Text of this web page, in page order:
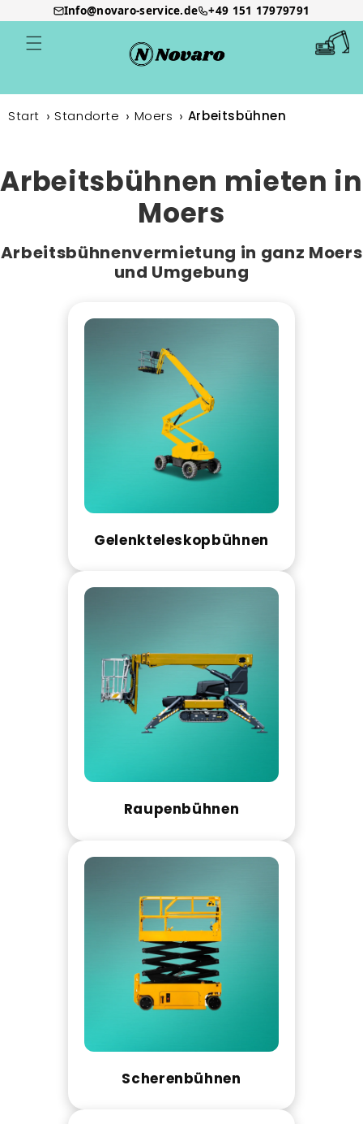
Direkt
zum
Inhalt
Info@novaro-service.de +49 151 17979791
Start Standorte Moers Arbeitsbühnen
Arbeitsbühnen mieten in
Moers
Arbeitsbühnenvermietung in ganz Moers
und Umgebung
Gelenkteleskopbühnen
Raupenbühnen
Scherenbühnen